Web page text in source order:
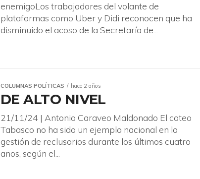
enemigoLos trabajadores del volante de
plataformas como Uber y Didi reconocen que ha
disminuido el acoso de la Secretaría de...
COLUMNAS POLÍTICAS hace 2 años
DE ALTO NIVEL
21/11/24 | Antonio Caraveo Maldonado El cateo
Tabasco no ha sido un ejemplo nacional en la
gestión de reclusorios durante los últimos cuatro
años, según el...